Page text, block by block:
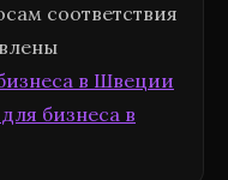
соответствия
в Швеции
бизнеса в